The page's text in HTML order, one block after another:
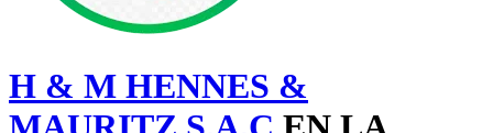
H & M HENNES &